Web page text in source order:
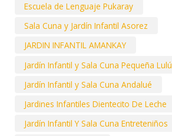
Escuela de Lenguaje Pukaray
Sala Cuna y Jardín Infantil Asorez
JARDIN INFANTIL AMANKAY
Jardín Infantil y Sala Cuna Pequeña Lulú
Jardín Infantil y Sala Cuna Andalué
Jardines Infantiles Dientecito De Leche
Jardín Infantil Y Sala Cuna Entreteniños